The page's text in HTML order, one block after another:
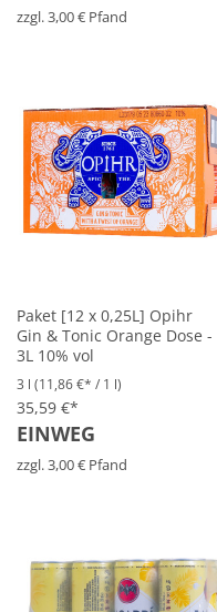
zzgl. 3,00 € Pfand
Paket [12 x 0,25L] Opihr
Gin & Tonic Orange Dose -
3L 10% vol
3 l (11,86 €* / 1 l)
35,59 €*
EINWEG
zzgl. 3,00 € Pfand